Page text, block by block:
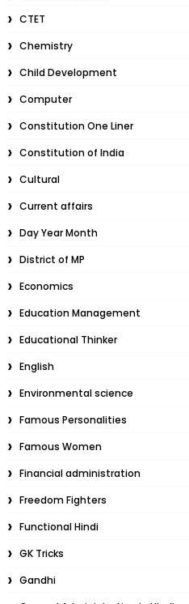
CTET
Chemistry
Child Development
Computer
Constitution One Liner
Constitution of India
Cultural
Current affairs
Day Year Month
District of MP
Economics
Education Management
Educational Thinker
English
Environmental science
Famous Personalities
Famous Women
Financial administration
Freedom Fighters
Functional Hindi
GK Tricks
Gandhi